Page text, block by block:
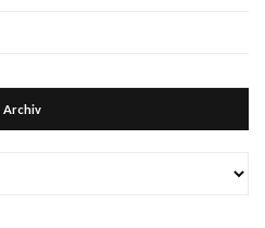
Archiv